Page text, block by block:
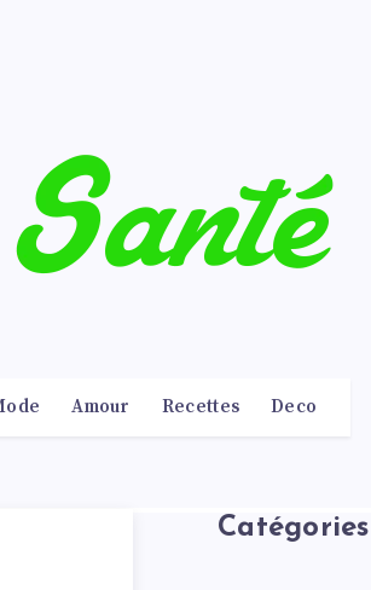
Amour Recettes Deco
Catégories